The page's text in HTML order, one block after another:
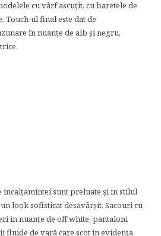
cu vârf ascuțit, cu baretele de
Touch-ul final este dat de
în nuanţe de alb şi negru,
incalţamintei sunt preluate şi in stilul
look sofisticat desavârşit. Sacouri cu
in nuanțe de off white, pantaloni
fluide de vară care scot in evidența